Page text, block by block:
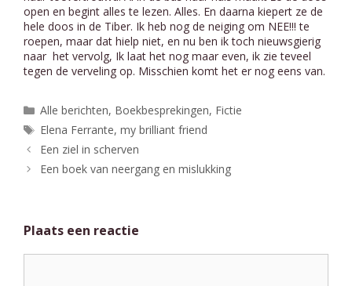
open en begint alles te lezen. Alles. En daarna kiepert ze de
hele doos in de Tiber. Ik heb nog de neiging om NEE!!! te
roepen, maar dat hielp niet, en nu ben ik toch nieuwsgierig
naar het vervolg, Ik laat het nog maar even, ik zie teveel
tegen de verveling op. Misschien komt het er nog eens van.
Categorieën
Alle berichten, Boekbesprekingen, Fictie
Tags
Elena Ferrante,my brilliant friend
Een ziel in scherven
Een boek van neergang en mislukking
Plaats een reactie